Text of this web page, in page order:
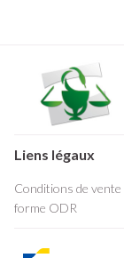
Liens légaux
Conditions de vente
forme ODR